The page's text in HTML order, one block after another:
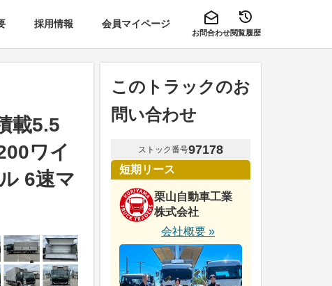
採用情報 会員マイページ
お問合わせ閲覧履歴
載5.5
ワイ
6速マ
このトラックのお
問い合わせ
ストック番号97178
短期リース
栗山自動車工業
株式会社
会社概要 »